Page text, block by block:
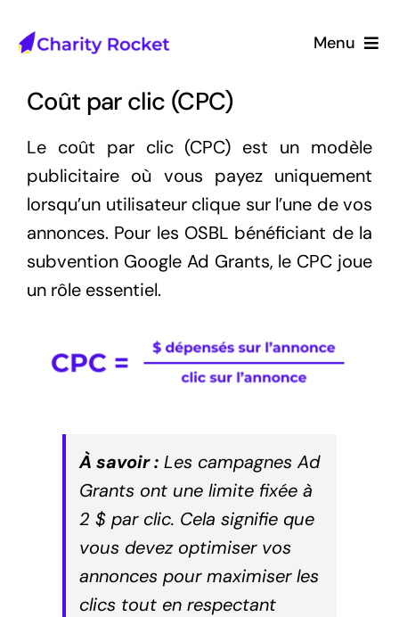
au
Menu
Accueil
À propos
Ressources
Étude de cas
Coût par clic (CPC)
Le coût par clic (CPC) est un modèle
publicitaire où vous payez uniquement
lorsqu’un utilisateur clique sur l’une de vos
annonces. Pour les OSBL bénéficiant de la
subvention Google Ad Grants, le CPC joue
un rôle essentiel.
À savoir : Les campagnes Ad
Grants ont une limite fixée à
2 $ par clic. Cela signifie que
vous devez optimiser vos
annonces pour maximiser les
clics tout en respectant